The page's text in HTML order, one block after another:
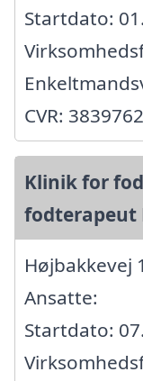
Startdato:
CVR:
Klinik for
fodterapeut
Højbakkevej
Ansatte:
Startdato: